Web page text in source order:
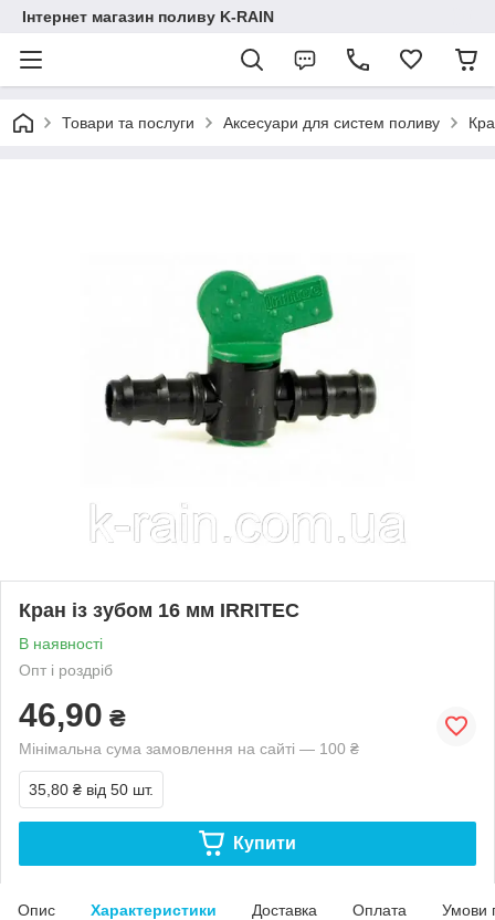
Інтернет магазин поливу K-RAIN
Товари та послуги Аксесуари для систем поливу
Кран із зубом 16 мм IRRITEC
В наявності
Опт і роздріб
46,90 ₴
Мінімальна сума замовлення на сайті — 100 ₴
35,80 ₴ від 50 шт.
Купити
Опис Характеристики Доставка Оплата Умови